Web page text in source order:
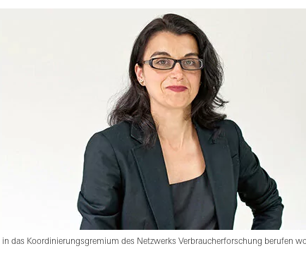
in das Koordinierungsgremium des Netzwerks Verbraucherforschung berufen